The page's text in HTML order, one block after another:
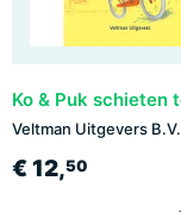
Veltman Uitgevers B.V.
€ 12,50